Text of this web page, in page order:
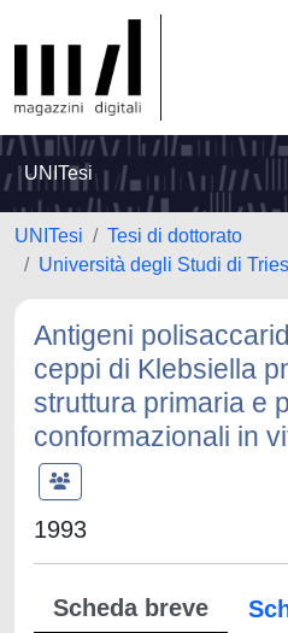
UNITesi
UNITesi
Tesi di dottorato
Università degli Studi di
Antigeni
ceppi di Klebsiella
struttura primaria e
conformazionali in
1993
Scheda breve